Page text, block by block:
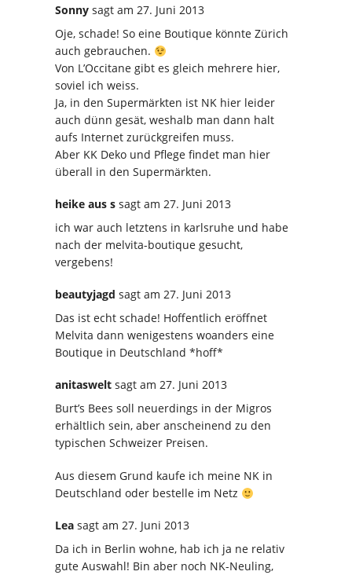
Sonny sagt am 27. Juni 2013
Oje, schade! So eine Boutique könnte Zürich
auch gebrauchen.
Von L’Occitane gibt es gleich mehrere hier,
soviel ich weiss.
Ja, in den Supermärkten ist NK hier leider
auch dünn gesät, weshalb man dann halt
aufs Internet zurückgreifen muss.
Aber KK Deko und Pflege findet man hier
überall in den Supermärkten.
heike aus s sagt am 27. Juni 2013
ich war auch letztens in karlsruhe und habe
nach der melvita-boutique gesucht,
vergebens!
beautyjagd sagt am 27. Juni 2013
Das ist echt schade! Hoffentlich eröffnet
Melvita dann wenigestens woanders eine
Boutique in Deutschland *hoff*
anitaswelt sagt am 27. Juni 2013
Burt’s Bees soll neuerdings in der Migros
erhältlich sein, aber anscheinend zu den
typischen Schweizer Preisen.
Aus diesem Grund kaufe ich meine NK in
Deutschland oder bestelle im Netz
Lea sagt am 27. Juni 2013
Da ich in Berlin wohne, hab ich ja ne relativ
gute Auswahl! Bin aber noch NK-Neuling,